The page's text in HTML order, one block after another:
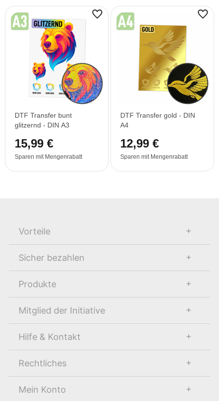
DTF Transfer bunt
glitzernd - DIN A3
15,99 €
Sparen mit Mengenrabatt
DTF Transfer gold - DIN
A4
12,99 €
Sparen mit Mengenrabatt
Vorteile
Sicher bezahlen
Produkte
Mitglied der Initiative
Hilfe & Kontakt
Rechtliches
Mein Konto